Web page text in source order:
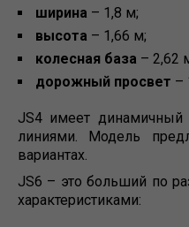
ширина – 1,8 м;
высота – 1,66 м;
колесная база – 2,62
дорожный просвет –
JS4 имеет динамичный
линиями. Модель
вариантах.
JS6 – это больший по
характеристиками: